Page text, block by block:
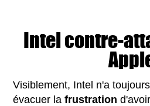
Intel contre-
Visiblement, Intel n'a
évacuer lafrustration